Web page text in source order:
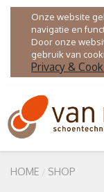
Onze website
navigatie en
Door onze
gebruik van
Privacy &
HOME SHOP